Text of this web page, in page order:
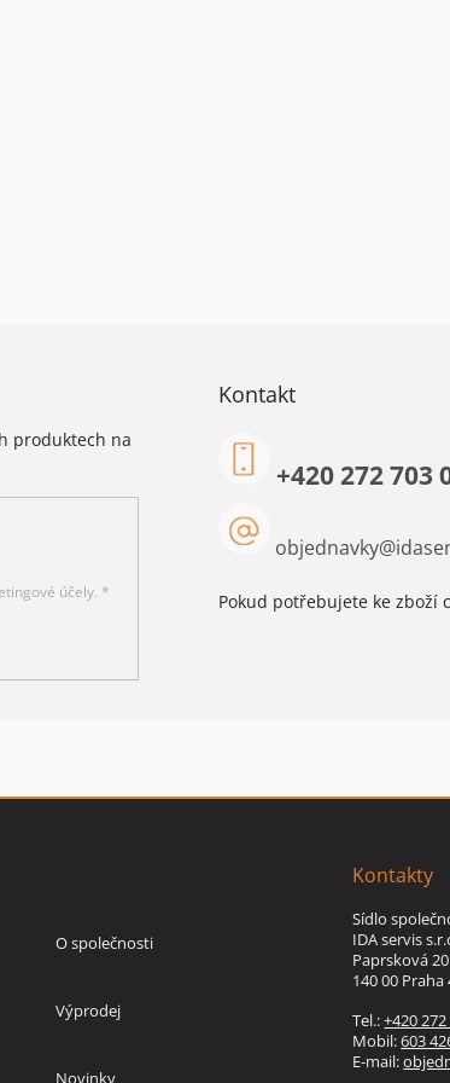
produktech na
účely. *
Kontakt
objednavky@
+420 272 703
Pokud potřebujete ke zboží
O společnosti
Výprodej
Novinky
Kontakty
Sídlo
IDA servis
Paprsková 20
140 00 Praha
Tel.:+420
Mobil:603
E-mail: